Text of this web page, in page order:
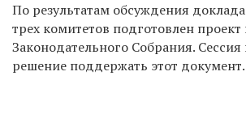
По результатам обсуждения
трех комитетов подготовлен проект
Законодательного Собрания.
решение поддержать этот документ.